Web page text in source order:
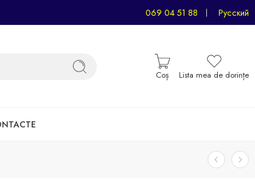
069 04 51 88 Русский
Coș Lista mea de dorințe